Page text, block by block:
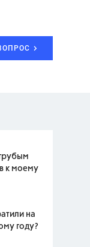
к моему
на
году?